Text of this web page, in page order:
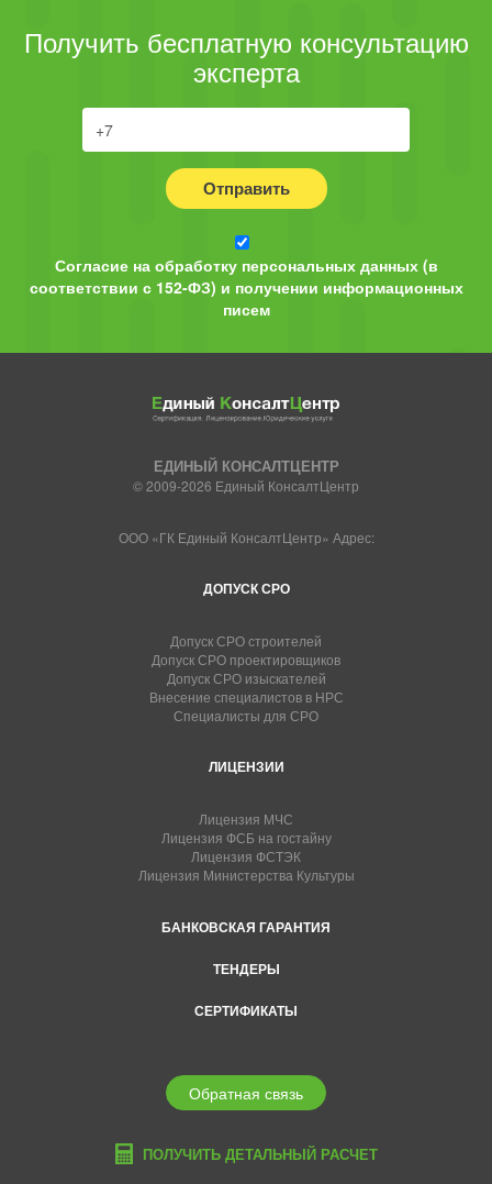
Получить бесплатную консультацию
эксперта
Отправить
Согласие на обработку персональных данных (в
соответствии с 152-ФЗ) и получении информационных
писем
ЕДИНЫЙ КОНСАЛТЦЕНТР
© 2009-2026 Единый КонсалтЦентр
ООО «ГК Единый КонсалтЦентр» Адрес:
ДОПУСК СРО
Допуск СРО строителей
Допуск СРО проектировщиков
Допуск СРО изыскателей
Внесение специалистов в НРС
Специалисты для СРО
ЛИЦЕНЗИИ
Лицензия МЧС
Лицензия ФСБ на гостайну
Лицензия ФСТЭК
Лицензия Министерства Культуры
БАНКОВСКАЯ ГАРАНТИЯ
ТЕНДЕРЫ
СЕРТИФИКАТЫ
Обратная связь
ПОЛУЧИТЬ ДЕТАЛЬНЫЙ РАСЧЕТ